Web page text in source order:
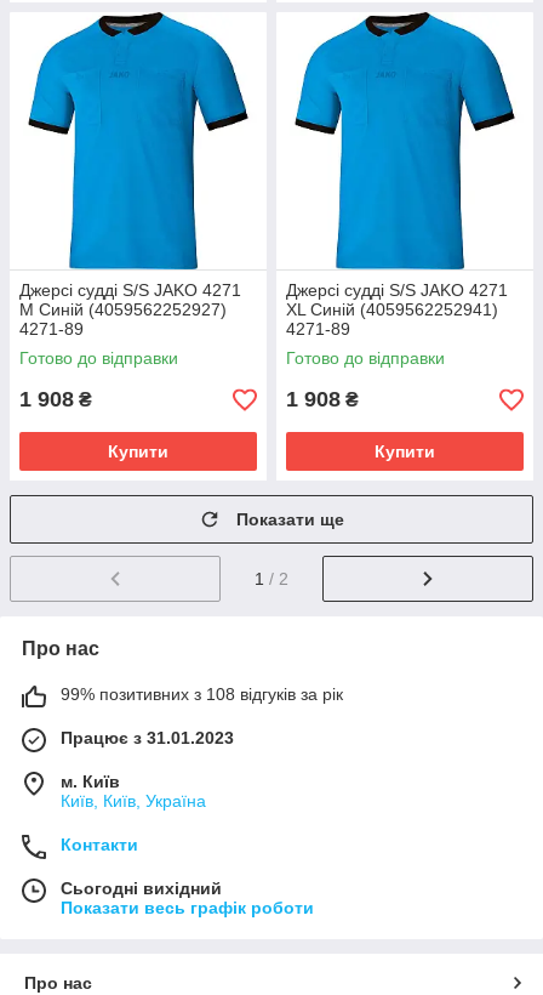
Джерсі судді S/S JAKO 4271
M Синій (4059562252927)
4271-89
Готово до відправки
1 908 ₴
Купити
Джерсі судді S/S JAKO 4271
XL Синій (4059562252941)
4271-89
Готово до відправки
1 908 ₴
Купити
Показати ще
1 / 2
Про нас
99% позитивних з 108 відгуків за рік
Працює з 31.01.2023
м. Київ
Київ, Київ, Україна
Контакти
Сьогодні вихідний
Показати весь графік роботи
Про нас